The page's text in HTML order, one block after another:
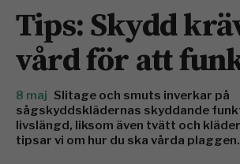
Tips: Skydd
vård för att
8 maj Slitage och smuts inverkar på
sågskyddsklädernas skyddande
livslängd, liksom även tvätt och
tipsar vi om hur du ska vårda plaggen.